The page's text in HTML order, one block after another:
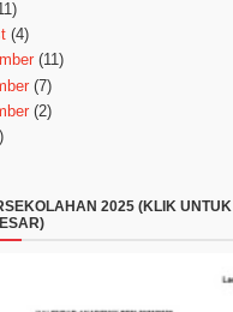
(4)
(11)
(7)
(2)
2025 (KLIK UNTUK